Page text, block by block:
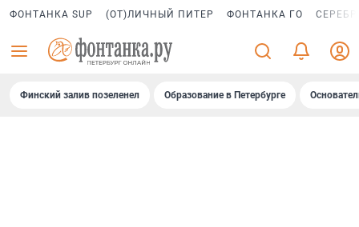
ФОНТАНКА SUP (ОТ)ЛИЧНЫЙ ПИТЕР ФОНТАНКА ГО
Финский залив позеленел Образование в Петербурге